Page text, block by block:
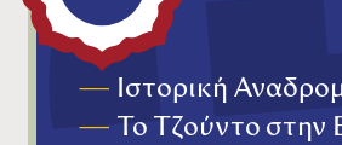
— Ιστορική
— Το Τζούντο στην